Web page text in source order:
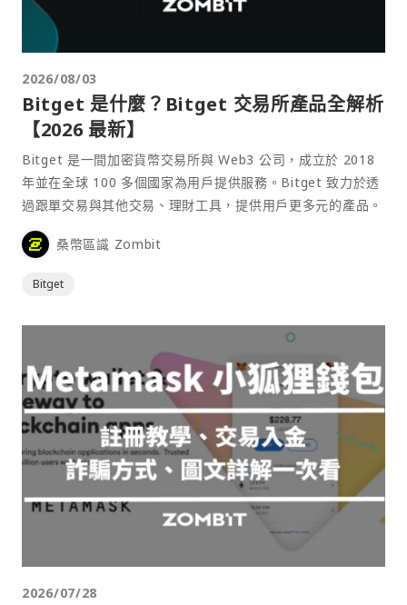
2026/08/03
Bitget 是什麼？Bitget 交易所產品全解析
【2026 最新】
Bitget 是一間加密貨幣交易所與 Web3 公司，成立於 2018
年並在全球 100 多個國家為用戶提供服務。Bitget 致力於透
過跟單交易與其他交易、理財工具，提供用戶更多元的產品。
桑幣區識 Zombit
Bitget
2026/07/28